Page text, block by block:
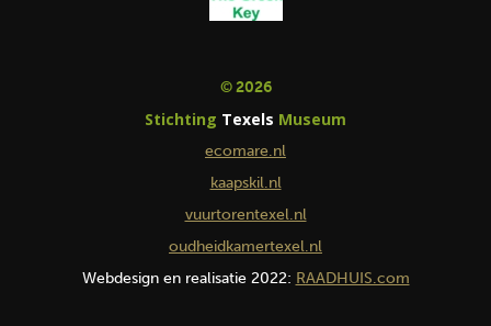
© 2026
Stichting Texels Museum
ecomare.nl
kaapskil.nl
vuurtorentexel.nl
oudheidkamertexel.nl
Webdesign en realisatie 2022: RAADHUIS.com